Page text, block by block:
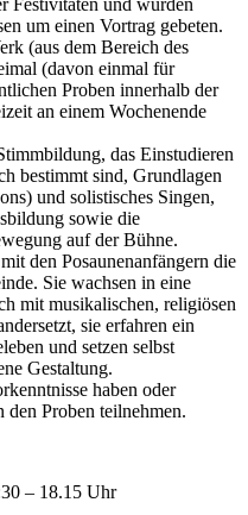
Festivitäten und wurden
um einen Vortrag gebeten.
(aus dem Bereich des
(davon einmal für
Proben innerhalb der
an einem Wochenende
das Einstudieren
bestimmt sind, Grundlagen
und solistisches Singen,
sowie die
auf der Bühne.
den Posaunenanfängern die
Sie wachsen in eine
mit musikalischen, religiösen
sie erfahren ein
und setzen selbst
Gestaltung.
haben oder
den Proben teilnehmen.
– 18.15 Uhr